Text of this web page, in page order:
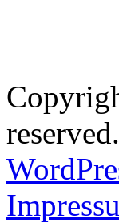
reserved.